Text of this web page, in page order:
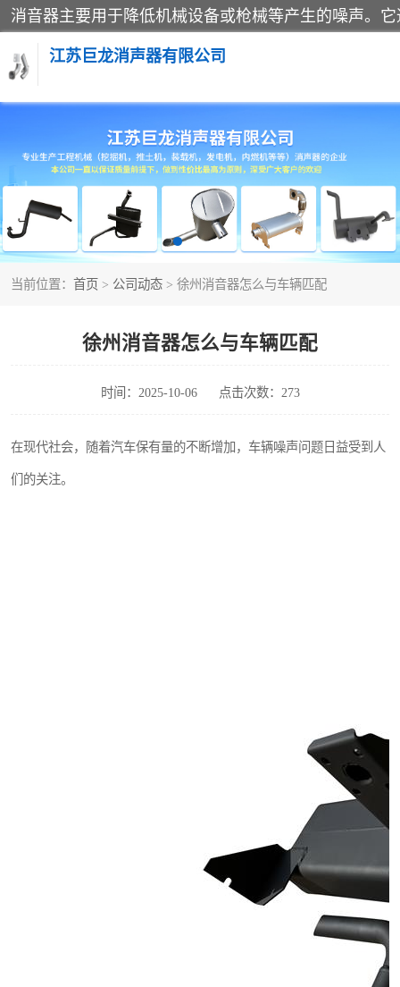
江苏巨龙消声器有限公司
当前位置： 首页 > 公司动态 > 徐州消音器怎么与车辆匹配
徐州消音器怎么与车辆匹配
时间：2025-10-06 点击次数：273
在现代社会，随着汽车保有量的不断增加，车辆噪声问题日益受到人
们的关注。
消声器